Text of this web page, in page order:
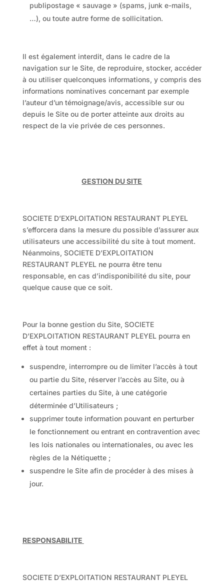
publipostage « sauvage » (spams, junk e-mails,
…), ou toute autre forme de sollicitation.
Il est également interdit, dans le cadre de la
navigation sur le Site, de reproduire, stocker, accéder
à ou utiliser quelconques informations, y compris des
informations nominatives concernant par exemple
l’auteur d’un témoignage/avis, accessible sur ou
depuis le Site ou de porter atteinte aux droits au
respect de la vie privée de ces personnes.
GESTION DU SITE
SOCIETE D’EXPLOITATION RESTAURANT PLEYEL
s’efforcera dans la mesure du possible d’assurer aux
utilisateurs une accessibilité du site à tout moment.
Néanmoins, SOCIETE D’EXPLOITATION
RESTAURANT PLEYEL ne pourra être tenu
responsable, en cas d’indisponibilité du site, pour
quelque cause que ce soit.
Pour la bonne gestion du Site, SOCIETE
D’EXPLOITATION RESTAURANT PLEYEL pourra en
effet à tout moment :
suspendre, interrompre ou de limiter l’accès à tout
ou partie du Site, réserver l’accès au Site, ou à
certaines parties du Site, à une catégorie
déterminée d’Utilisateurs ;
supprimer toute information pouvant en perturber
le fonctionnement ou entrant en contravention avec
les lois nationales ou internationales, ou avec les
règles de la Nétiquette ;
suspendre le Site afin de procéder à des mises à
jour.
RESPONSABILITE
SOCIETE D’EXPLOITATION RESTAURANT PLEYEL